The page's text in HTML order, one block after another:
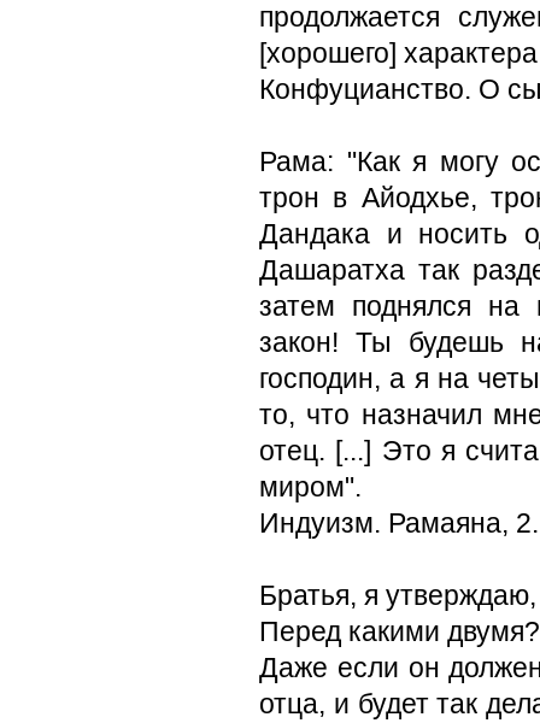
продолжается
[хорошего]
Конфуцианство. О
Рама: "Как я могу
трон в Айодхье,
Дандака и носить
Дашаратха так
затем поднялся на
закон! Ты будешь
господин, а я на
то, что назначил
отец. [...] Это я
миром".
Индуизм. Рамаяна,
Братья, я
Перед какими
Даже если он
отца, и будет так